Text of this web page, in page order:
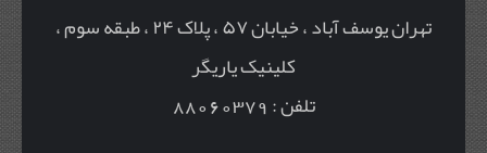
تهران یوسف آباد ، خیابان ۵۷ ، پلاک ۲۴ ، طبقه سوم ،
کلینیک یاریگر
تلفن : 88060379